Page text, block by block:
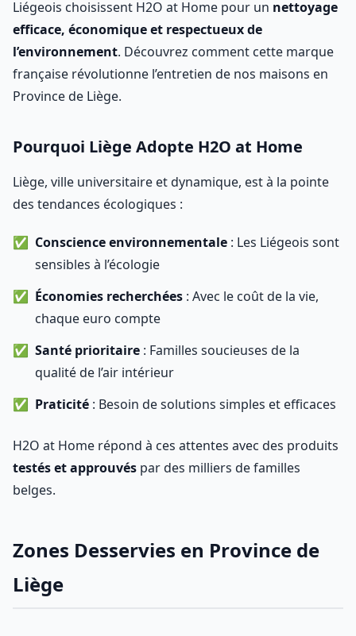
Liégeois choisissent H2O at Home pour un nettoyage
efficace, économique et respectueux de
l’environnement. Découvrez comment cette marque
française révolutionne l’entretien de nos maisons en
Province de Liège.
Pourquoi Liège Adopte H2O at Home
Liège, ville universitaire et dynamique, est à la pointe
des tendances écologiques :
Conscience environnementale : Les Liégeois sont
sensibles à l’écologie
Économies recherchées : Avec le coût de la vie,
chaque euro compte
Santé prioritaire : Familles soucieuses de la
qualité de l’air intérieur
Praticité : Besoin de solutions simples et efficaces
H2O at Home répond à ces attentes avec des produits
testés et approuvés par des milliers de familles
belges.
Zones Desservies en Province de
Liège